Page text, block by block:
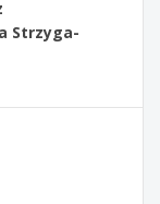
Strzyga-